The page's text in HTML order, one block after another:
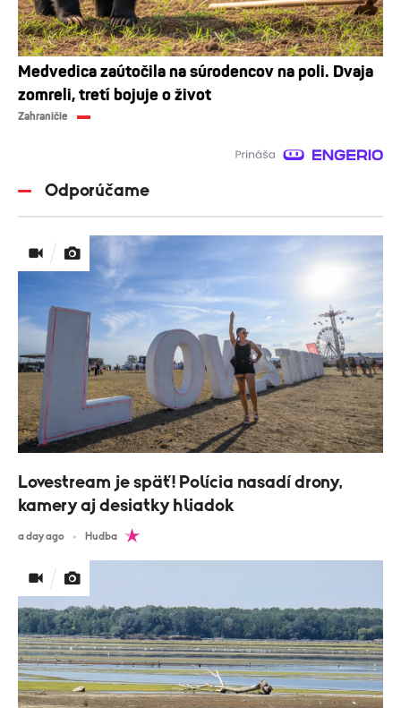
Medvedica zaútočila na súrodencov na poli. Dvaja
zomreli, tretí bojuje o život
Zahraničie
Odporúčame
Lovestream je späť! Polícia nasadí drony,
kamery aj desiatky hliadok
a day ago Hudba